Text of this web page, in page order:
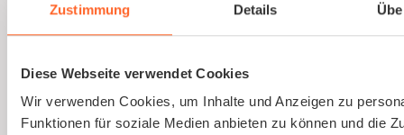
Zustimmung Details
Diese Webseite verwendet Cookies
Wir verwenden Cookies, um Inhalte und Anzeigen zu
Funktionen für soziale Medien anbieten zu können und die
Durchführung erfassen.
Gesetzlich vorgeschriebene
lassen.
Mehr erfahren